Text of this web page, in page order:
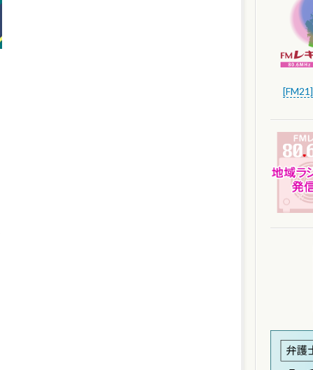
[FM21]